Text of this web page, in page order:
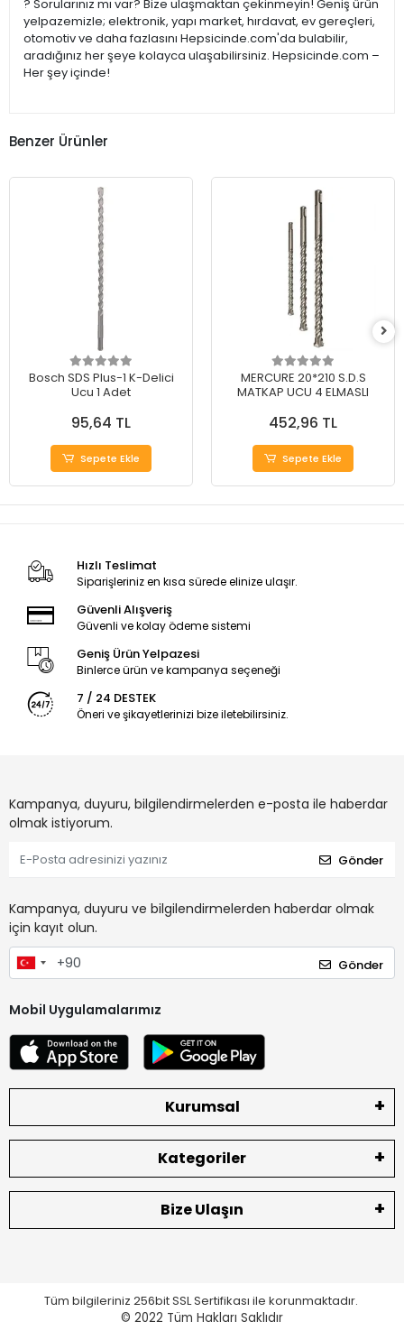
? Sorularınız mı var? Bize ulaşmaktan çekinmeyin! Geniş ürün
yelpazemizle; elektronik, yapı market, hırdavat, ev gereçleri,
otomotiv ve daha fazlasını Hepsicinde.com'da bulabilir,
aradığınız her şeye kolayca ulaşabilirsiniz. Hepsicinde.com –
Her şey içinde!
Benzer Ürünler
Bosch SDS Plus-1 K-Delici
Ucu 1 Adet
95,64 TL
Sepete Ekle
MERCURE 20*210 S.D.S
MATKAP UCU 4 ELMASLI
452,96 TL
Sepete Ekle
Hızlı Teslimat
Siparişleriniz en kısa sürede elinize ulaşır.
Güvenli Alışveriş
Güvenli ve kolay ödeme sistemi
Geniş Ürün Yelpazesi
Binlerce ürün ve kampanya seçeneği
7 / 24 DESTEK
Öneri ve şikayetlerinizi bize iletebilirsiniz.
Kampanya, duyuru, bilgilendirmelerden e-posta ile haberdar
olmak istiyorum.
Gönder
Kampanya, duyuru ve bilgilendirmelerden haberdar olmak
için kayıt olun.
Gönder
Mobil Uygulamalarımız
Kurumsal
Kategoriler
Bize Ulaşın
Tüm bilgileriniz 256bit SSL Sertifikası ile korunmaktadır.
© 2022 Tüm Hakları Saklıdır